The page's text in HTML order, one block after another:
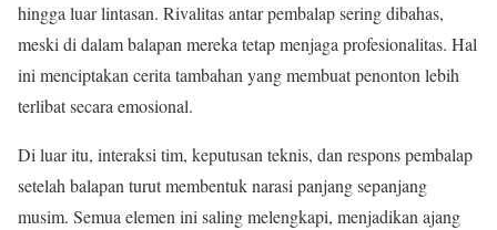
hingga luar lintasan. Rivalitas antar pembalap sering dibahas,
meski di dalam balapan mereka tetap menjaga profesionalitas. Hal
ini menciptakan cerita tambahan yang membuat penonton lebih
terlibat secara emosional.
Di luar itu, interaksi tim, keputusan teknis, dan respons pembalap
setelah balapan turut membentuk narasi panjang sepanjang
musim. Semua elemen ini saling melengkapi, menjadikan ajang